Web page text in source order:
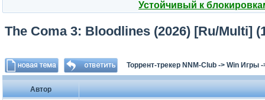
Устойчивый к
The Coma 3: Bloodlines (2026) [Ru/Multi]
Торрент-трекер NNM-Club -> Win Игры
Автор